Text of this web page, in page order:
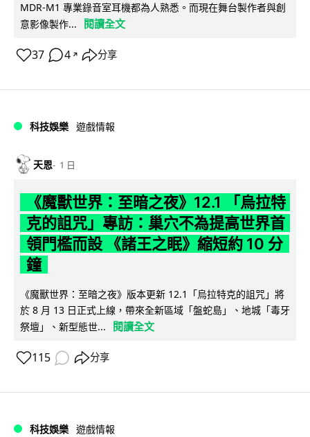
MDR-M1 專業錄音室耳機都為人熟悉。而現在舞台製作者與創
意影像製作...
閱讀全文
37 4 ↗ 分享
科技娛樂 遊戲情報
天恩 1 日
《魔獸世界：至暗之夜》12.1 「烏拉特
克的詛咒」專訪：巢穴不為提高世界首
領門檻而設 《諸王之眠》縮短約 10 分
鐘
《魔獸世界：至暗之夜》版本更新 12.1「烏拉特克的詛咒」將
於 8 月 13 日正式上線，帶來全新區域「盤蛇島」、地城「毒牙
祭壇」、新型態世...
閱讀全文
115 分享
科技娛樂 遊戲情報